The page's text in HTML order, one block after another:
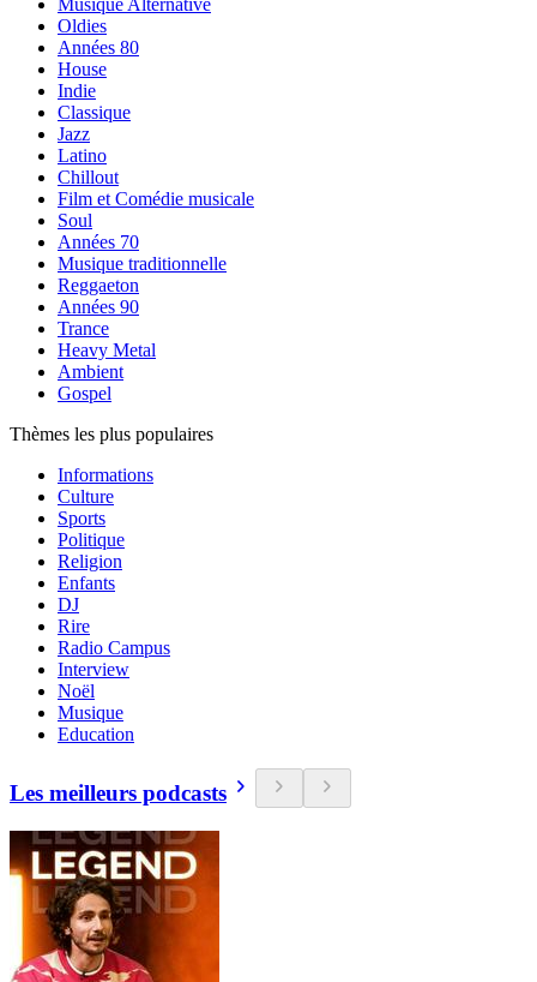
Musique Alternative
Oldies
Années 80
House
Indie
Classique
Jazz
Latino
Chillout
Film et Comédie musicale
Soul
Années 70
Musique traditionnelle
Reggaeton
Années 90
Trance
Heavy Metal
Ambient
Gospel
Thèmes les plus populaires
Informations
Culture
Sports
Politique
Religion
Enfants
DJ
Rire
Radio Campus
Interview
Noël
Musique
Education
Les meilleurs podcasts